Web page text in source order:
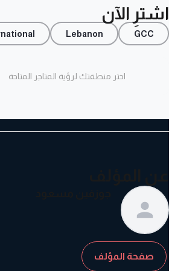
اشترِ الآن
GCC
Lebanon
اختر منطقتك لرؤية المتاجر المتاحة
صفحة المؤلف